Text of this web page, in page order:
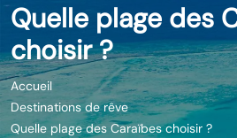
Quelle plage des
choisir ?
Accueil
Destinations de rêve
Quelle plage des Caraïbes choisir ?